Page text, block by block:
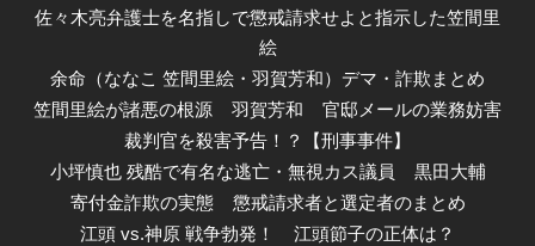
佐々木亮弁護士を名指しで懲戒請求せよと指示した笠間里
絵
余命（ななこ 笠間里絵・羽賀芳和）デマ・詐欺まとめ
笠間里絵が諸悪の根源
羽賀芳和
官邸メールの業務妨害
裁判官を殺害予告！？【刑事事件】
小坪慎也 残酷で有名な逃亡・無視カス議員
黒田大輔
寄付金詐欺の実態
懲戒請求者と選定者のまとめ
江頭 vs.神原 戦争勃発！
江頭節子の正体は？